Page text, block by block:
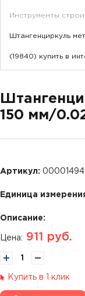
Инструменты
Штангенциркуль
(19840) купить в
150 мм/
Артикул:
Единица
Описание:
Цена: 911 руб.
Купить в 1 клик